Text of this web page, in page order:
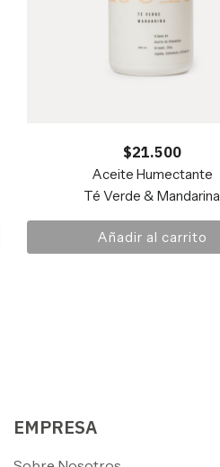
$21.500
Aceite Humectante
Té Verde & Mandarina
Añadir al carrito
EMPRESA